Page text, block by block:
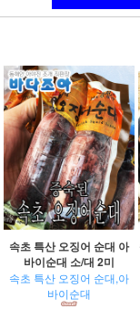
속초 특산 오징어 순대 아
바이순대 소/대 2미
속초 특산 오징어 순대,아
바이순대